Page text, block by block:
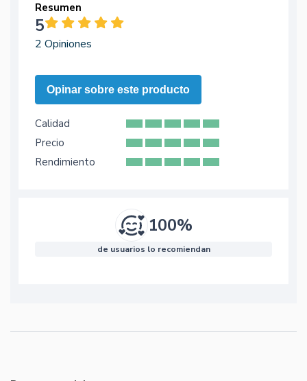
Resumen
5
2 Opiniones
Opinar sobre este producto
Calidad
Precio
Rendimiento
100%
de usuarios lo recomiendan